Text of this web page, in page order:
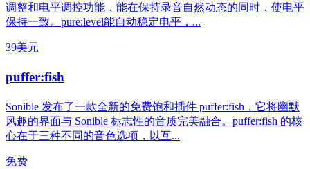
调整和电平调控功能，能在保持录音自然动态的同时，使电平
保持一致。pure:level能自动稳定电平，...
39美元
puffer:fish
Sonible 发布了一款全新的免费饱和插件 puffer:fish，它将幽默
风趣的界面与 Sonible 标志性的音质完美融合。puffer:fish 的核
心在于三种不同的音色选项，以互...
免费